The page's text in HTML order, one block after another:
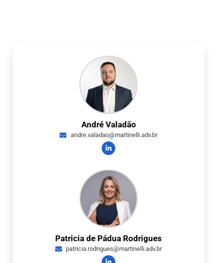
André Valadão
andre.valadao@martinelli.adv.br
Patricia de Pádua Rodrigues
patricia.rodrigues@martinelli.adv.br